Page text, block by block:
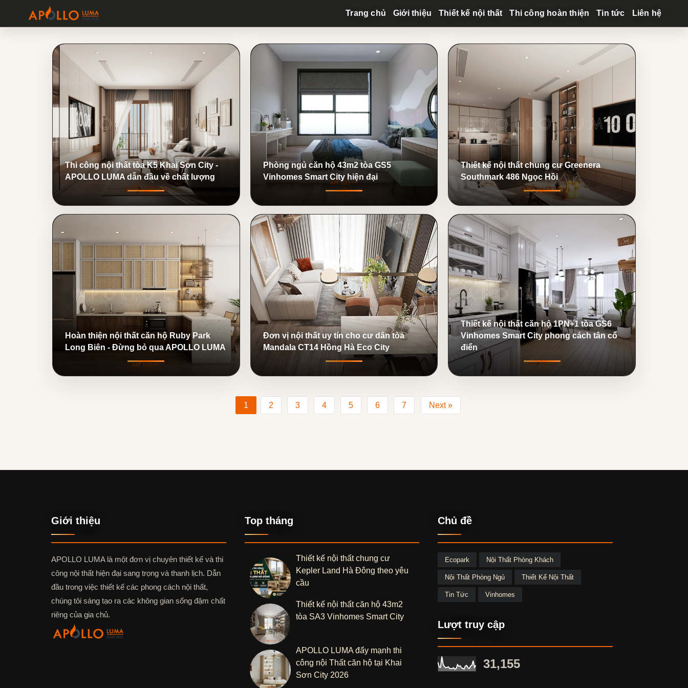
Trang chủ Giới thiệu Thiết kế nội thất Thi công hoàn thiện Tin tức Liên hệ
Thi công nội thất tòa K5 Khai Sơn City -
APOLLO LUMA dẫn đầu về chất lượng
Phòng ngủ căn hộ 43m2 tòa GS5
Vinhomes Smart City hiện đại
Thiết kế nội thất chung cư Greenera
Southmark 486 Ngọc Hồi
Hoàn thiện nội thất căn hộ Ruby Park
Long Biên - Đừng bỏ qua APOLLO LUMA
Đơn vị nội thất uy tín cho cư dân tòa
Mandala CT14 Hồng Hà Eco City
Thiết kế nội thất căn hộ 1PN+1 tòa GS6
Vinhomes Smart City phong cách tân cổ
điển
1 2 3 4 5 6 7 Next »
Giới thiệu
APOLLO LUMA là một đơn vị chuyên thiết kế và thi
công nội thất hiện đại sang trọng và thanh lịch. Dẫn
đầu trong việc thiết kế các phong cách nội thất,
chúng tôi sáng tạo ra các không gian sống đậm chất
riêng của gia chủ.
Top tháng
Thiết kế nội thất chung cư
Kepler Land Hà Đông theo yêu
cầu
Thiết kế nội thất căn hộ 43m2
tòa SA3 Vinhomes Smart City
APOLLO LUMA đẩy mạnh thi
công nội Thất căn hộ tại Khai
Sơn City 2026
Chủ đề
Ecopark Nội Thất Phòng Khách
Nội Thất Phòng Ngủ Thiết Kế Nội Thất
Tin Tức Vinhomes
Lượt truy cập
31,155